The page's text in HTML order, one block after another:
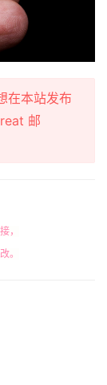
在本站发布
邮
，
。